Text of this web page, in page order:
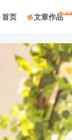
首页 文章作品菜单